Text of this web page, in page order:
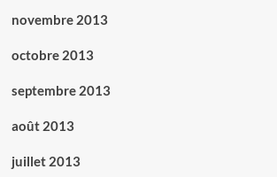
novembre 2013
octobre 2013
septembre 2013
août 2013
juillet 2013